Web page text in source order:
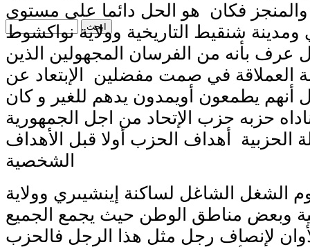
فكان هو الحل دائما على مستوى
ومدينة شنقيط التاريخية وولاية نواكشوط
عرف بأنه من الفرسان المجهولين الذين
العملاقة في صمت مفضلين الإبتعاد عن
أنهم يطمعون أويمدون يدهم للغير و كان
حزبه حزب الإتحاد من اجل الجمهورية
الحزبية أهداف الحزب أولا قبل الأهداف
الشخصية
الشغل الشاغل لساكنة إينشيىري وولاية
وبعض مناطق الوطن حيث يجمع الجميع
لإنصاف رجل مثل هذا الرجل فالحزب